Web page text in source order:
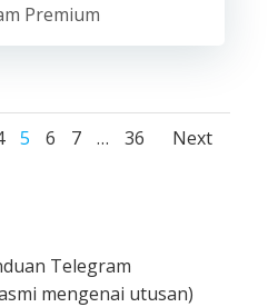
Premium
Page
5 Page
6 Page
7 … Page
36
Posts
Next
Telegram
mengenai utusan)